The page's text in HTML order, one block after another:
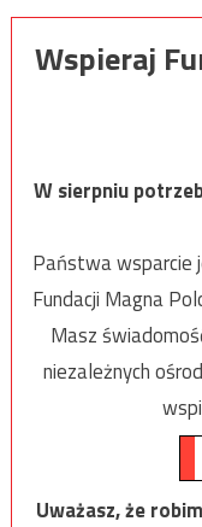
Wspieraj
W sierpniu
Państwa wsparcie
Fundacji Magna
Masz
niezależnych
Uważasz, że